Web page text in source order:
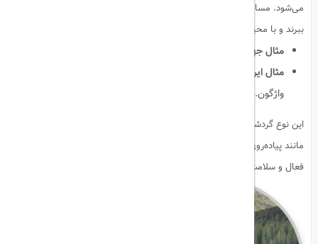
می‌شود. مسافران در این سبک، فرصت دارند از آرامش و زیبایی طبیعت لذت
ببرند و با محیط زیست بهتر ارتباط برقرار کنند.
مثال جهانی
مثال ایرانی
واژگون.
این نوع گردشگری علاوه بر زیبایی بصری، امکان فعالیت‌های خارج از منزل
مانند پیاده‌روی، کوه‌نوردی، پرنده‌نگری و کمپینگ را فراهم می‌کند و تجربه‌ای
فعال و سلامت‌محور برای مسافران ایجاد می‌کند.